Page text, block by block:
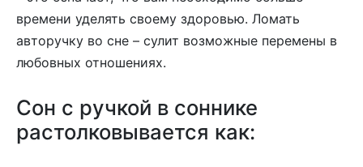
времени уделять своему здоровью. Ломать
авторучку во сне – сулит возможные перемены в
любовных отношениях.
Сон c ручкой в соннике
растолковывается как: